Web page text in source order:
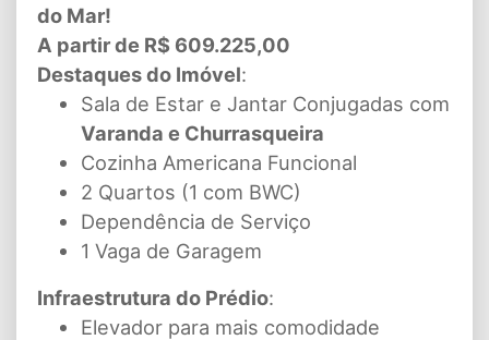
do Mar!
A partir de R$ 609.225,00
Destaques do Imóvel:
Sala de Estar e Jantar Conjugadas com
Varanda e Churrasqueira
Cozinha Americana Funcional
2 Quartos (1 com BWC)
Dependência de Serviço
1 Vaga de Garagem
Infraestrutura do Prédio:
Elevador para mais comodidade